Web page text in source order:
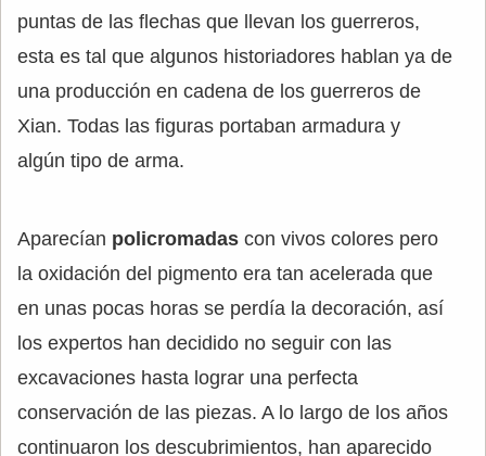
puntas de las flechas que llevan los guerreros,
esta es tal que algunos historiadores hablan ya de
una producción en cadena de los guerreros de
Xian. Todas las figuras portaban armadura y
algún tipo de arma.
Aparecían policromadas con vivos colores pero
la oxidación del pigmento era tan acelerada que
en unas pocas horas se perdía la decoración, así
los expertos han decidido no seguir con las
excavaciones hasta lograr una perfecta
conservación de las piezas. A lo largo de los años
continuaron los descubrimientos, han aparecido